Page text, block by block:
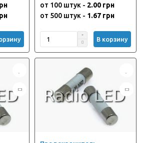
от 100 штук - 2.00 грн
от 500 штук - 1.67 грн
В корзину